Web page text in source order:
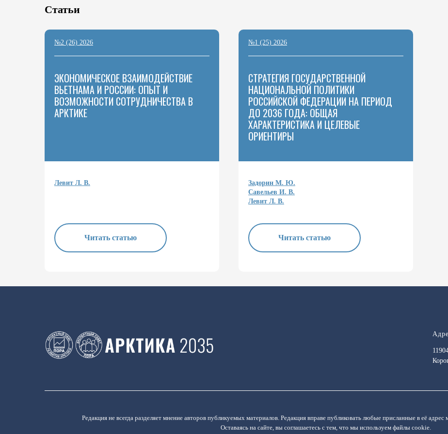
Статьи
№2 (26) 2026
ЭКОНОМИЧЕСКОЕ ВЗАИМОДЕЙСТВИЕ
ВЬЕТНАМА И РОССИИ: ОПЫТ И
ВОЗМОЖНОСТИ СОТРУДНИЧЕСТВА В
АРКТИКЕ
Левит Л. В.
Читать статью
№1 (25) 2026
СТРАТЕГИЯ ГОСУДАРСТВЕННОЙ
НАЦИОНАЛЬНОЙ ПОЛИТИКИ
РОССИЙСКОЙ ФЕДЕРАЦИИ НА ПЕРИОД
ДО 2036 ГОДА: ОБЩАЯ
ХАРАКТЕРИСТИКА И ЦЕЛЕВЫЕ
ОРИЕНТИРЫ
Задорин М. Ю.
Савельев И. В.
Левит Л. В.
Читать статью
Редакция не всегда разделяет мнение авторов публикуемых материалов. Редакция вправе публиковать любые присланные в её адрес
Оставаясь на сайте, вы соглашаетесь с тем, что мы используем файлы cookie.